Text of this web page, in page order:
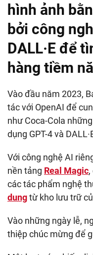
hình ảnh
bởi công
DALL·E để
hàng tiềm
Vào đầu năm 2023,
tác với OpenAI để
như Coca-Cola
dụng GPT-4 và
Với công nghệ AI
nền tảng Real Magic
các tác phẩm nghệ
dungtừ kho lưu trữ
Vào những ngày lễ,
thiệp chúc mừng để